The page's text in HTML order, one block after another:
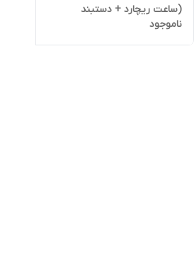
(ساعت ریچارد + دستبند
رولکس)
ناموجود